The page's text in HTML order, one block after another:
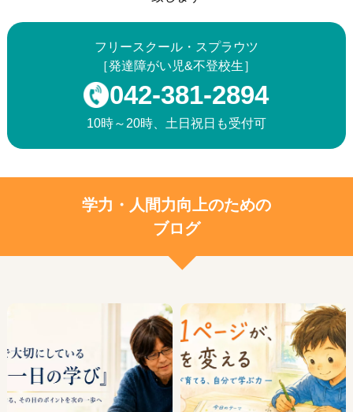
フリースクール・スプラウツ
［発達障がい児&不登校生］
042-381-2894
10時～20時、土日祝日も受付可
学力・人間力向上のための
ブログ